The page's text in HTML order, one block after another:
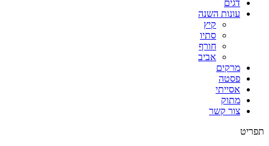
דגים
עונות השנה
קיץ
סתיו
חורף
אביב
מרקים
פסטה
אסייתי
מתוק
צור קשר
תפריט